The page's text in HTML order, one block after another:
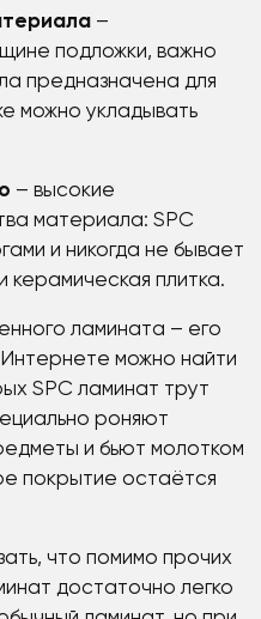
–
подложки, важно
предназначена для
можно укладывать
– высокие
материала: SPC
и никогда не бывает
керамическая плитка.
ламината – его
можно найти
SPC ламинат трут
роняют
и бьют молотком
покрытие остаётся
что помимо прочих
достаточно легко